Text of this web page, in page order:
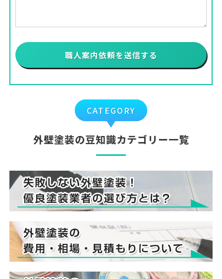
CATEGORY
外壁塗装の豆知識カテゴリー一覧